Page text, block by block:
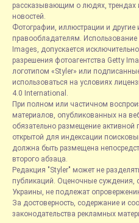
рассказывающим о людях, трендах
новостей.
Фотографии, иллюстрации и
правообладателям.
Images, допускается
разрешения фотоагентства Getty
логотипом «Styler» или
использоваться на условиях
4.0 International.
При полном или частичном
материалов, опубликованных на
обязательно размещение активной
открытой для индексации
должна быть размещена
второго абзаца.
Редакция "Styler" может не
публикаций. Оценочные суждения,
Украины, не подлежат
За достоверность, содержание и
законодательства рекламных